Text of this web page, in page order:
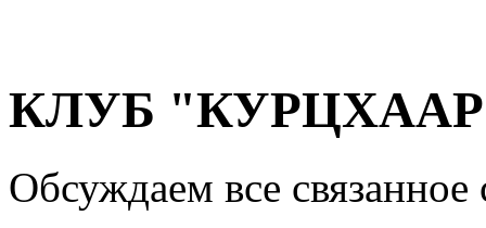
КЛУБ "КУРЦХААР"
Обсуждаем все